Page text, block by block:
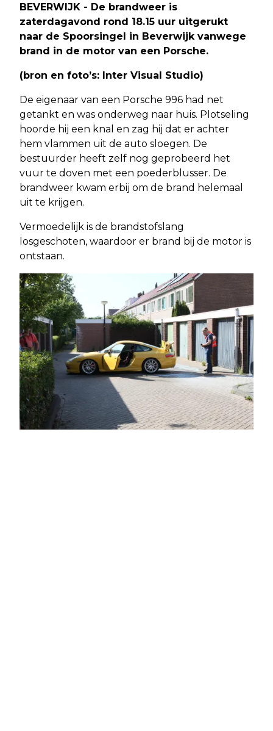
BEVERWIJK - De brandweer is
zaterdagavond rond 18.15 uur uitgerukt
naar de Spoorsingel in Beverwijk vanwege
brand in de motor van een Porsche.
(bron en foto’s: Inter Visual Studio)
De eigenaar van een Porsche 996 had net
getankt en was onderweg naar huis. Plotseling
hoorde hij een knal en zag hij dat er achter
hem vlammen uit de auto sloegen. De
bestuurder heeft zelf nog geprobeerd het
vuur te doven met een poederblusser. De
brandweer kwam erbij om de brand helemaal
uit te krijgen.
Vermoedelijk is de brandstofslang
losgeschoten, waardoor er brand bij de motor is
ontstaan.